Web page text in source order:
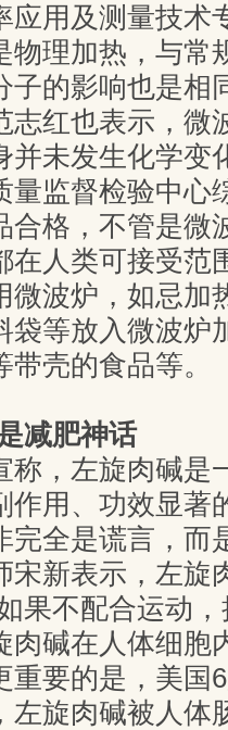
应用及测量技术
物理加热，与常
子的影响也是相
志红也表示，微
并未发生化学变
量监督检验中心
合格，不管是微
在人类可接受范
微波炉，如忌加
袋等放入微波炉
壳的食品等。
减肥神话
称，左旋肉碱是
作用、功效显著
完全是谎言，而
新表示，左旋
果不配合运动
肉碱在人体细胞
重要的是，美国
左旋肉碱被人体